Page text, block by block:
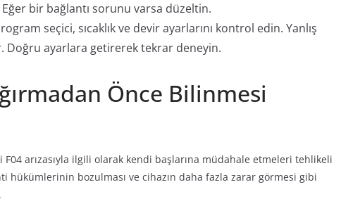
bir bağlantı sorunu varsa düzeltin.
seçici, sıcaklık ve devir ayarlarını kontrol edin. Yanlış
Doğru ayarlara getirerek tekrar deneyin.
Önce Bilinmesi
F04 arızasıyla ilgili olarak kendi başlarına müdahale etmeleri tehlikeli
hükümlerinin bozulması ve cihazın daha fazla zarar görmesi gibi